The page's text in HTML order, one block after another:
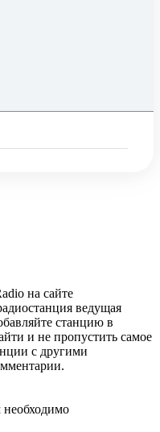
на сайте
ведущая
станцию в
и не пропустить самое
с другими
необходимо